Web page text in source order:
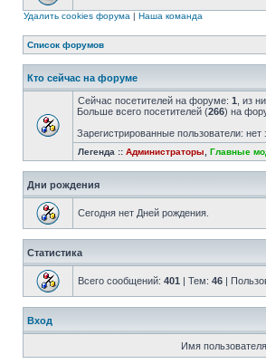
Удалить cookies форума | Наша команда
Список форумов
Кто сейчас на форуме
Сейчас посетителей на форуме: 1 , из
Больше всего посетителей (266) на
Зарегистрированные пользователи:
Легенда :: Администраторы Главные
Дни рождения
Сегодня нет Дней рождения.
Статистика
Всего сообщений: 401 | Тем: 46 |
Вход
Имя